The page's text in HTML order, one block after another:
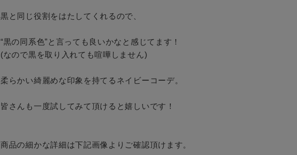
黒と同じ役割をはたしてくれるので、
“黒の同系色”と言っても良いかなと感じてます！
(なので黒を取り入れても喧嘩しません)
柔らかい綺麗めな印象を持てるネイビーコーデ。
皆さんも一度試してみて頂けると嬉しいです！
商品の細かな詳細は下記画像よりご確認頂けます。